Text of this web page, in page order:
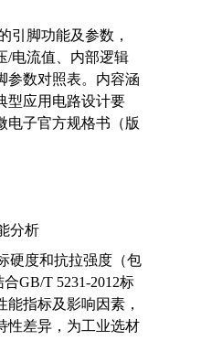
引脚功能及参数，
/电流值、内部逻辑
参数对照表。内容涵
型应用电路设计要
电子官方规格书（版
分析
硬度和抗拉强度（包
GB/T 5231-2012标
指标及影响因素，
性差异，为工业选材